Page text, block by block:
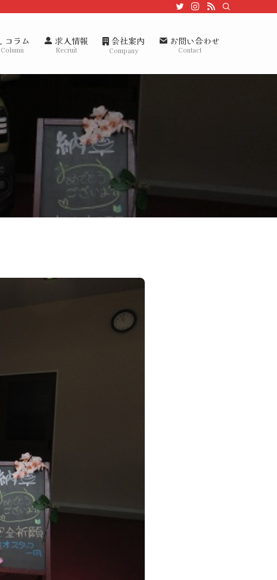
コラム
Column
求人情報
Recruit
会社案内
Company
お問い合わせ
Contact